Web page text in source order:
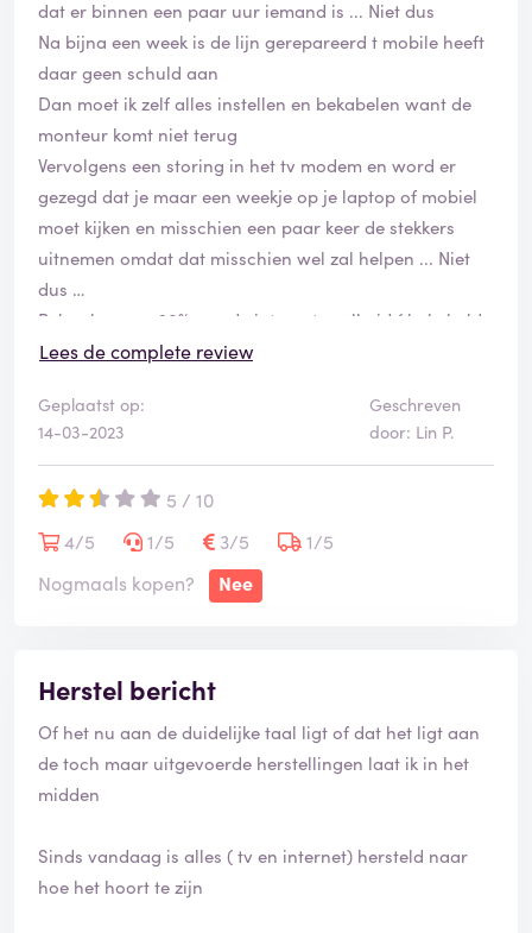
dat er binnen een paar uur iemand is ... Niet dus
Na bijna een week is de lijn gerepareerd t mobile heeft
daar geen schuld aan
Dan moet ik zelf alles instellen en bekabelen want de
monteur komt niet terug
Vervolgens een storing in het tv modem en word er
gezegd dat je maar een weekje op je laptop of mobiel
moet kijken en misschien een paar keer de stekkers
uitnemen omdat dat misschien wel zal helpen ... Niet
dus
Behaal amper 30% van de internet snelheid ( bekabeld
geen wifi )
5 seconden bijladen waardoor het beeld weer stil staat
Ook lopen beeld en geluid steeds niet synchroon
Casten middels chromecast wil ook niet lopen zo het
hoort
Nieuwe apparaten moeten meedere pogingen doen om
te verbinden via wifi dus dat is ook niet zo het hoort
Lees de complete review
Geplaatst op:
14-03-2023
Geschreven
door: Lin P.
5 / 10
4/5
1/5 3/5
1/5
Nogmaals kopen?
Nee
Herstel bericht
Of het nu aan de duidelijke taal ligt of dat het ligt aan
de toch maar uitgevoerde herstellingen laat ik in het
midden
Sinds vandaag is alles ( tv en internet) hersteld naar
hoe het hoort te zijn